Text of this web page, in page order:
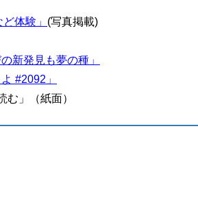
体験」 (写真掲載)
新発見も夢の種」
#2092」
」（紙面）